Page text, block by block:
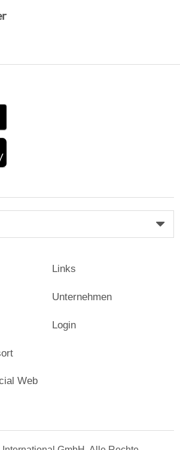
Google
Links
Unternehmen
Login
Web